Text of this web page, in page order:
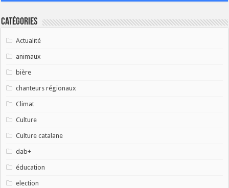
Catégories
Actualité
animaux
bière
chanteurs régionaux
Climat
Culture
Culture catalane
dab+
éducation
election